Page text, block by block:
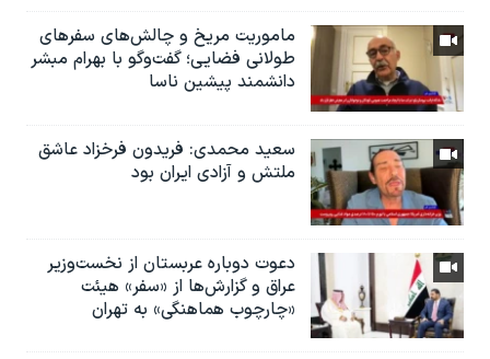
ماموریت مریخ و چالش‌های سفرهای
طولانی فضایی؛ گفت‌وگو با بهرام مبشر
دانشمند پیشین ناسا
سعید محمدی: فریدون فرخزاد عاشق
ملتش و آزادی ایران بود
دعوت دوباره عربستان از نخست‌وزیر
عراق و گزارش‌ها از «سفر» هیئت
«چارچوب هماهنگی» به تهران